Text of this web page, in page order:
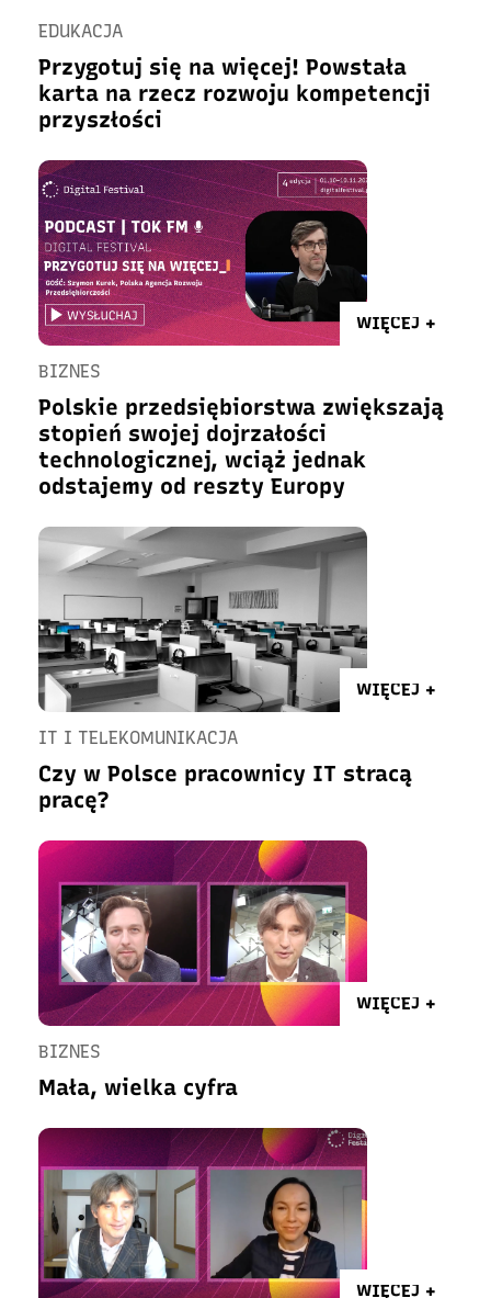
EDUKACJA
Przygotuj się na więcej! Powstała
karta na rzecz rozwoju kompetencji
przyszłości
WIĘCEJ +
BIZNES
Polskie przedsiębiorstwa zwiększają
stopień swojej dojrzałości
technologicznej, wciąż jednak
odstajemy od reszty Europy
WIĘCEJ +
IT I TELEKOMUNIKACJA
Czy w Polsce pracownicy IT stracą
pracę?
WIĘCEJ +
BIZNES
Mała, wielka cyfra
WIĘCEJ +